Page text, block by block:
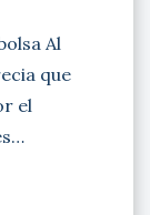
Al
que
el